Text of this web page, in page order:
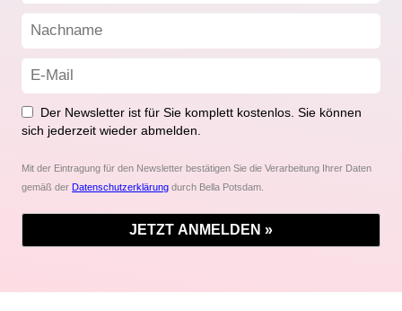
Der Newsletter ist für Sie komplett kostenlos. Sie können
sich jederzeit wieder abmelden.
Mit der Eintragung für den Newsletter bestätigen Sie die Verarbeitung Ihrer Daten
gemäß der Datenschutzerklärung durch Bella Potsdam.